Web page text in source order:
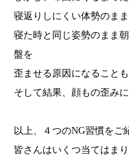
寝返りしにくい体勢のま
寝た時と同じ姿勢のまま
盤を
歪ませる原因になることも
そして結果、顔もの歪み
以上、４つのNG習慣をご
皆さんはいくつ当てはま